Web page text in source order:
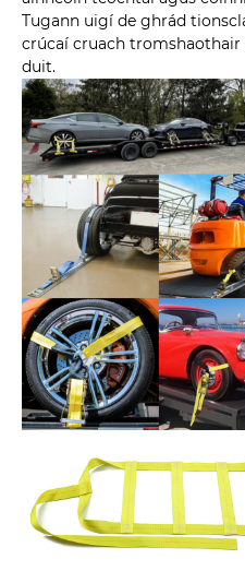
Tugann uigí de ghrád
crúcaí cruach
duit.